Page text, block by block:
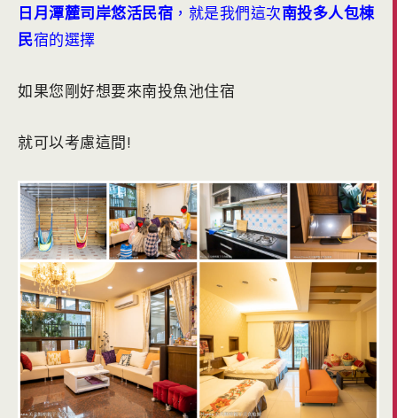
日月潭麓司岸悠活民宿 ，就是我們這次南投多人包棟
民宿的選擇
如果您剛好想要來南投魚池住宿
就可以考慮這間!